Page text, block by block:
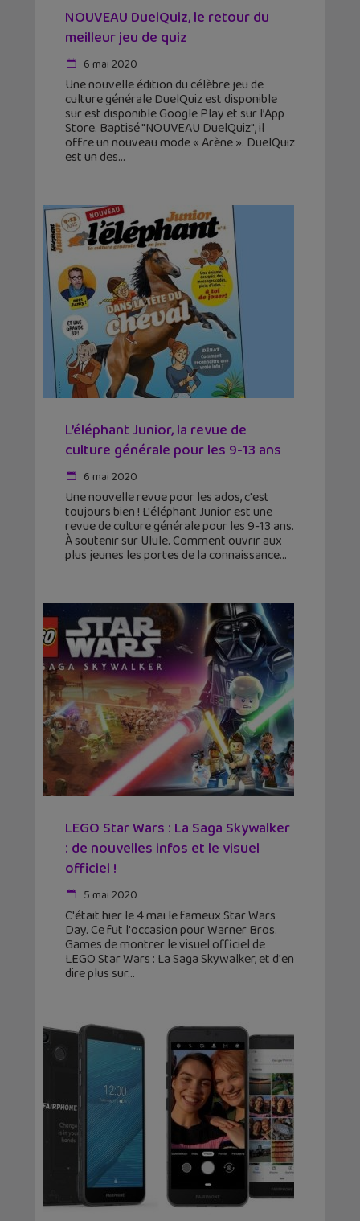
NOUVEAU DuelQuiz, le retour du
meilleur jeu de quiz
6 mai 2020
Une nouvelle édition du célèbre jeu de
culture générale DuelQuiz est disponible
sur est disponible Google Play et sur l’App
Store. Baptisé "NOUVEAU DuelQuiz", il
offre un nouveau mode « Arène ». DuelQuiz
est un des
L’éléphant Junior, la revue de
culture générale pour les 9-13 ans
6 mai 2020
Une nouvelle revue pour les ados, c'est
toujours bien ! L'éléphant Junior est une
revue de culture générale pour les 9-13 ans.
À soutenir sur Ulule. Comment ouvrir aux
plus jeunes les portes de la connaissance
LEGO Star Wars : La Saga Skywalker
: de nouvelles infos et le visuel
officiel !
5 mai 2020
C'était hier le 4 mai le fameux Star Wars
Day. Ce fut l'occasion pour Warner Bros.
Games de montrer le visuel officiel de
LEGO Star Wars : La Saga Skywalker, et d'en
dire plus sur